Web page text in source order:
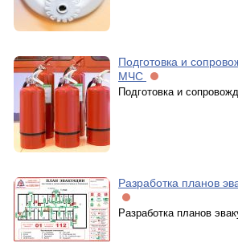
Подготовка и
МЧС
Подготовка и
Разработка планов
Разработка планов